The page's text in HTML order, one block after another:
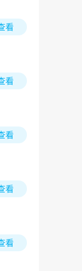
看
看
看
看
看